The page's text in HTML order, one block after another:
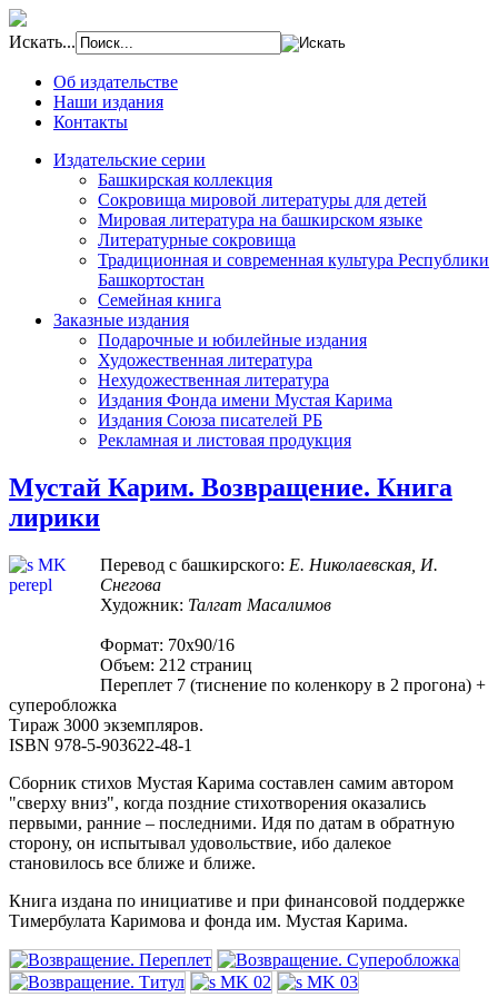
Искать...
Об издательстве
Наши издания
Контакты
Издательские серии
Башкирская коллекция
Сокровища мировой литературы для детей
Мировая литература на башкирском языке
Литературные сокровища
Традиционная и современная культура Республики
Башкортостан
Семейная книга
Заказные издания
Подарочные и юбилейные издания
Художественная литература
Нехудожественная литература
Издания Фонда имени Мустая Карима
Издания Союза писателей РБ
Рекламная и листовая продукция
Мустай Карим. Возвращение. Книга
лирики
Перевод с башкирского: Е. Николаевская, И.
Снегова
Художник: Талгат Масалимов
Формат: 70х90/16
Объем: 212 страниц
Переплет 7 (тиснение по коленкору в 2 прогона) +
суперобложка
Тираж 3000 экземпляров.
ISBN 978-5-903622-48-1
Сборник стихов Мустая Карима составлен самим автором
"сверху вниз", когда поздние стихотворения оказались
первыми, ранние – последними. Идя по датам в обратную
сторону, он испытывал удовольствие, ибо далекое
становилось все ближе и ближе.
Книга издана по инициативе и при финансовой поддержке
Тимербулата Каримова и фонда им. Мустая Карима.